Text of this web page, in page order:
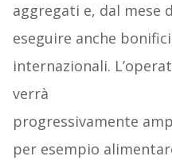
aggregati e, dal mese
eseguire anche
internazionali.
verrà
progressivamente
per esempio